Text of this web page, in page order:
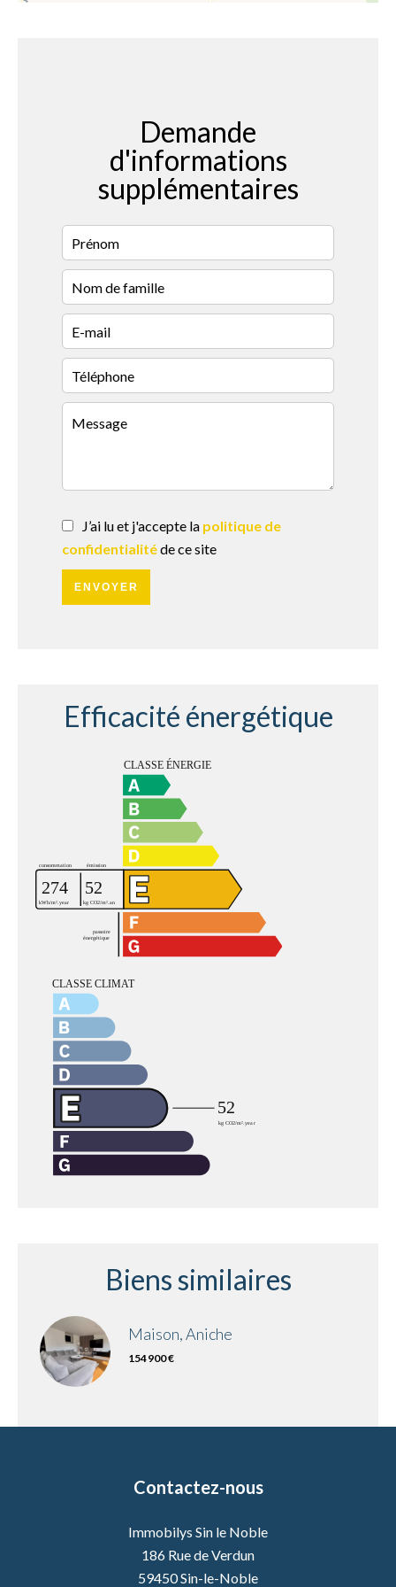
Demande
d'informations
supplémentaires
J’ai lu et j'accepte la politique de
confidentialitéde ce site
ENVOYER
Efficacité énergétique
Biens similaires
Maison, Aniche
154 900 €
Contactez-nous
Immobilys Sin le Noble
186 Rue de Verdun
59450Sin-le-Noble